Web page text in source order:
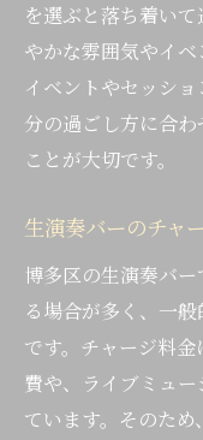
を選ぶと落ち着い
やかな雰囲気やイ
イベントやセッシ
分の過ごし方に合
ことが大切です。
生演奏バーのチャ
博多区の生演奏バ
る場合が多く、一
です。チャージ料
費や、ライブミュ
ています。そのた